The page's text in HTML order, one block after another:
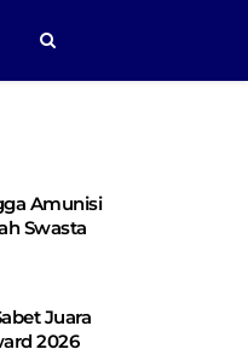
Amunisi
Swasta
Juara
2026